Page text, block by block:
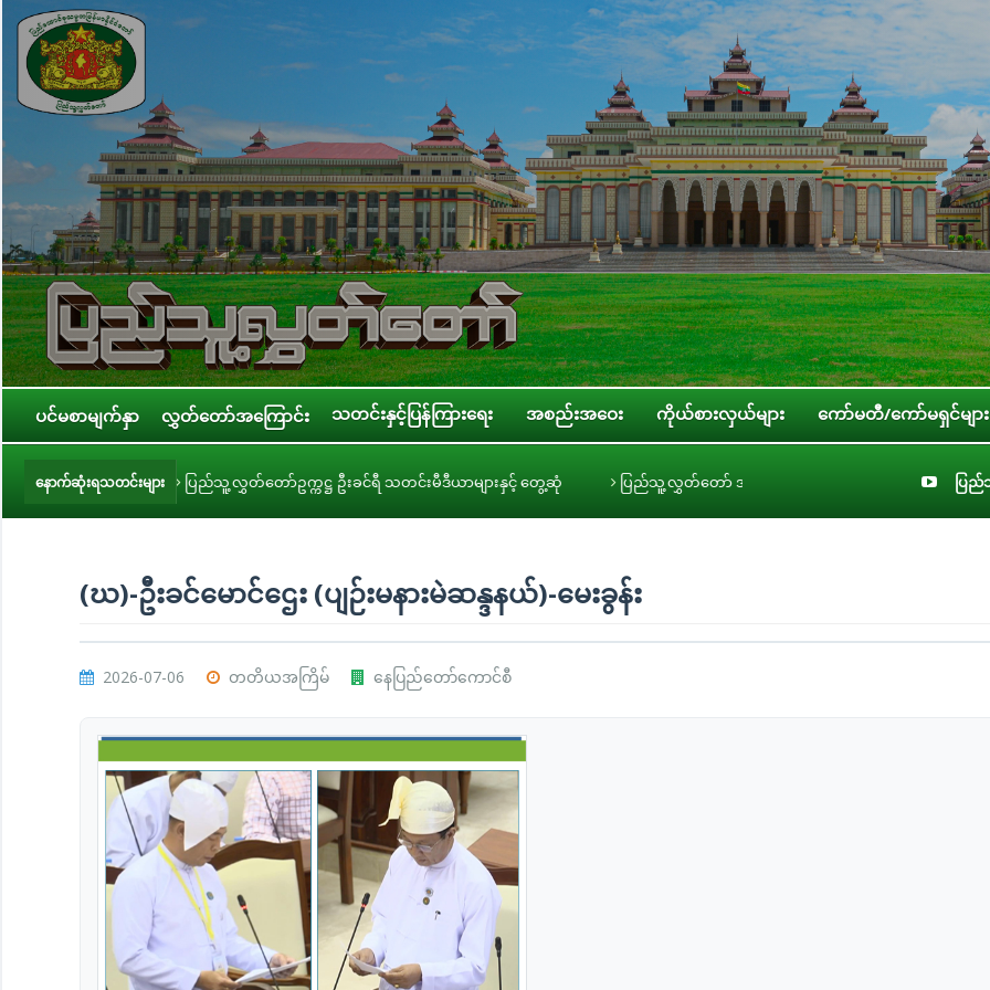
ပင်မစာမျက်နှာ လွှတ်တော်အကြောင်း သတင်းနှင့်ပြန်ကြားရေး အစည်းအဝေး ကိုယ်စားလှယ်များ ကော်မတီ/ကော်မရှင်များ
နောက်ဆုံးရသတင်းများ
ပြည်သူ့လွှတ်တော်ဥက္ကဋ္ဌ ဦးခင်ရီ သတင်းမီဒီယာများနှင့် တွေ့ဆုံ ပြည်သူ့လွှတ်တော် အစိုးရ၏ အာမခံချက်များ၊ ကတိများနှင့် တာဝန်ခံချက်များစိစစ်ရ
ပြ
(ဃ)-ဦးခင်မောင်ဌေး (ပျဉ်းမနားမဲဆန္ဒနယ်)-မေးခွန်း
2026-07-06 တတိယအကြိမ် နေပြည်တော်ကောင်စီ